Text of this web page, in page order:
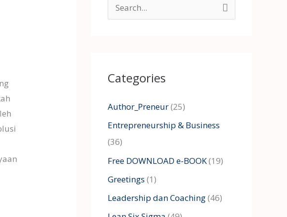
c
f
o
r
:
Categories
Author_Preneur(25)
Entrepreneurship & Business
(36)
Free DOWNLOAD e-BOOK(19)
Greetings (1)
Leadership dan Coaching(46)